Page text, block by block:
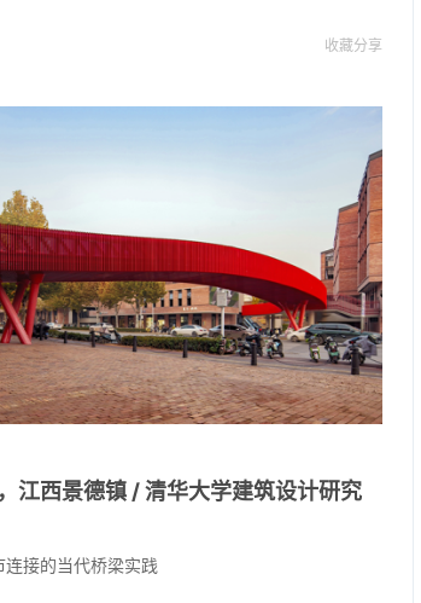
收藏分享
江西景德镇 / 清华大学建筑设计研究
连接的当代桥梁实践